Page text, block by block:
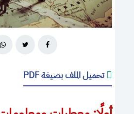
تحميل الملف بصيغة PDF